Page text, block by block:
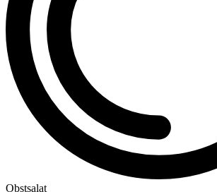
Obstsalat